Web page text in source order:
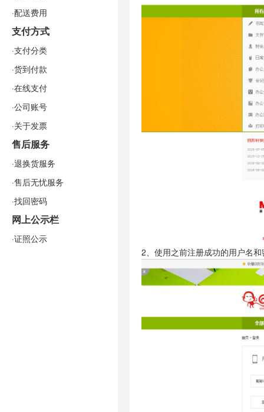
·配送费用
支付方式
·支付分类
·货到付款
·在线支付
·公司账号
·关于发票
售后服务
·退换货服务
·售后无忧服务
·找回密码
网上公示栏
·证照公示
2、使用之前注册成功的用户名